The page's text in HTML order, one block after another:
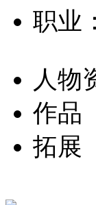
职业
人物
作品
拓展